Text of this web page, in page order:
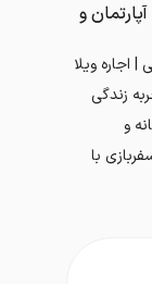
و
| اجاره ویلا
زندگی
و
با